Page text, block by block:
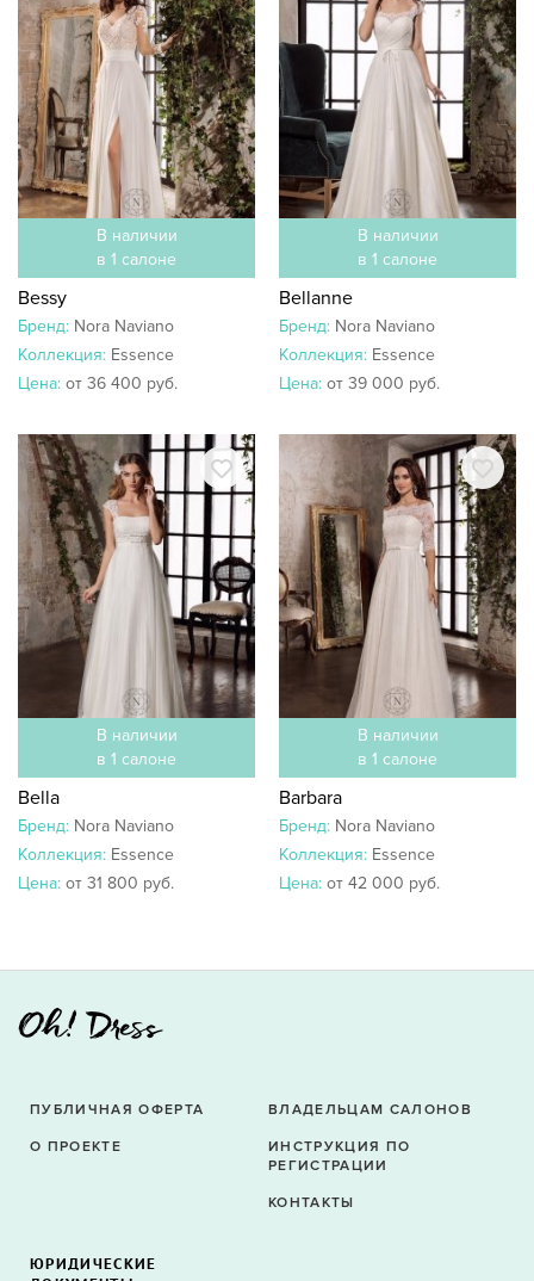
В наличии
в 1 салоне
Bessy
Бренд: Nora Naviano
Коллекция: Essence
Цена: от 36 400 руб.
В наличии
в 1 салоне
Bellanne
Бренд: Nora Naviano
Коллекция: Essence
Цена: от 39 000 руб.
В наличии
в 1 салоне
Bella
Бренд: Nora Naviano
Коллекция: Essence
Цена: от 31 800 руб.
В наличии
в 1 салоне
Barbara
Бренд: Nora Naviano
Коллекция: Essence
Цена: от 42 000 руб.
ПУБЛИЧНАЯ ОФЕРТА
О ПРОЕКТЕ
ВЛАДЕЛЬЦАМ САЛОНОВ
ИНСТРУКЦИЯ ПО
РЕГИСТРАЦИИ
КОНТАКТЫ
ЮРИДИЧЕСКИЕ